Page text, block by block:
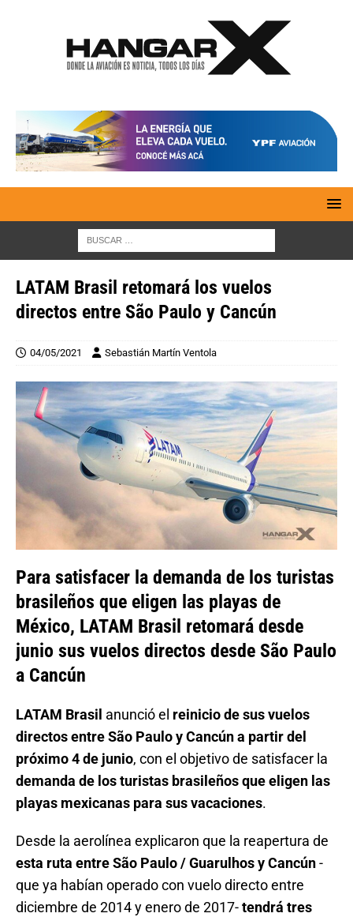
LATAM Brasil retomará los vuelos
directos entre São Paulo y Cancún
04/05/2021 Sebastián Martín Ventola
Para satisfacer la demanda de los turistas
brasileños que eligen las playas de
México, LATAM Brasil retomará desde
junio sus vuelos directos desde São Paulo
a Cancún
LATAM Brasil anunció el reinicio de sus vuelos
directos entre São Paulo y Cancún a partir del
próximo 4 de junio, con el objetivo de satisfacer la
demanda de los turistas brasileños que eligen las
playas mexicanas para sus vacaciones.
Desde la aerolínea explicaron que la reapertura de
esta ruta entre São Paulo / Guarulhos y Cancún-
que ya habían operado con vuelo directo entre
diciembre de 2014 y enero de 2017-tendrá tres